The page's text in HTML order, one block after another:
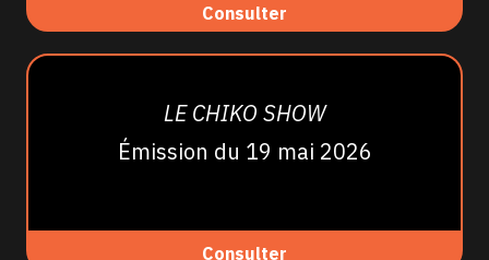
Consulter
LE CHIKO SHOW
Émission du 19 mai 2026
Consulter